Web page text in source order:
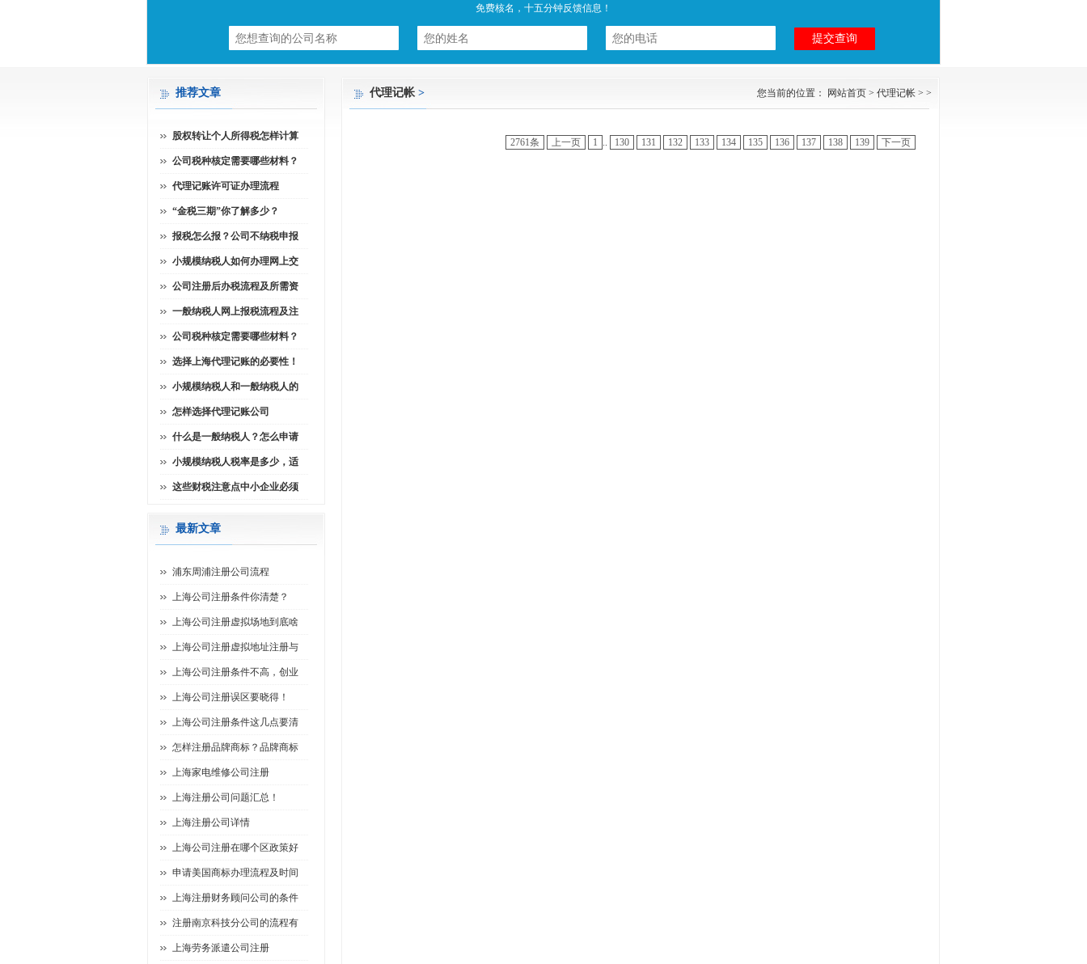
免费核名，十五分钟反馈信息！
代理记帐> 您当前的位置： 网站首页 > 代理记帐 > >
2761条 上一页 1 .. 130 131 132 133 134 135 136 137 138 139 下一页
推荐文章
股权转让个人所得税怎样计算
公司税种核定需要哪些材料？
代理记账许可证办理流程
“金税三期”你了解多少？
报税怎么报？公司不纳税申报
小规模纳税人如何办理网上交
公司注册后办税流程及所需资
一般纳税人网上报税流程及注
公司税种核定需要哪些材料？
选择上海代理记账的必要性！
小规模纳税人和一般纳税人的
怎样选择代理记账公司
什么是一般纳税人？怎么申请
小规模纳税人税率是多少，适
这些财税注意点中小企业必须
最新文章
浦东周浦注册公司流程
上海公司注册条件你清楚？
上海公司注册虚拟场地到底啥
上海公司注册虚拟地址注册与
上海公司注册条件不高，创业
上海公司注册误区要晓得！
上海公司注册条件这几点要清
怎样注册品牌商标？品牌商标
上海家电维修公司注册
上海注册公司问题汇总！
上海注册公司详情
上海公司注册在哪个区政策好
申请美国商标办理流程及时间
上海注册财务顾问公司的条件
注册南京科技分公司的流程有
上海劳务派遣公司注册